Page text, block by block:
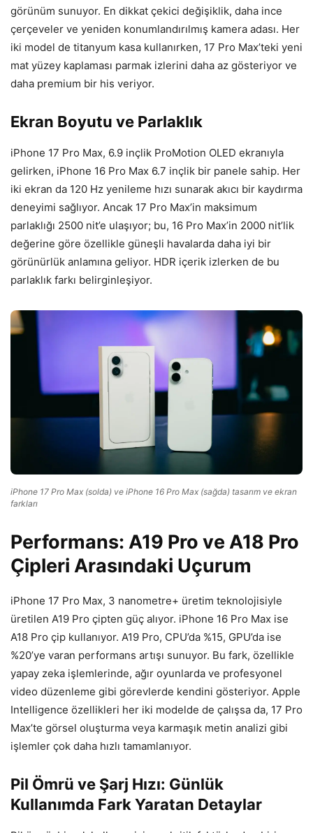
görünüm sunuyor. En dikkat çekici değişiklik, daha ince
çerçeveler ve yeniden konumlandırılmış kamera adası. Her
iki model de titanyum kasa kullanırken, 17 Pro Max’teki yeni
mat yüzey kaplaması parmak izlerini daha az gösteriyor ve
daha premium bir his veriyor.
Ekran Boyutu ve Parlaklık
iPhone 17 Pro Max, 6.9 inçlik ProMotion OLED ekranıyla
gelirken, iPhone 16 Pro Max 6.7 inçlik bir panele sahip. Her
iki ekran da 120 Hz yenileme hızı sunarak akıcı bir kaydırma
deneyimi sağlıyor. Ancak 17 Pro Max’in maksimum
parlaklığı 2500 nit’e ulaşıyor; bu, 16 Pro Max’in 2000 nit’lik
değerine göre özellikle güneşli havalarda daha iyi bir
görünürlük anlamına geliyor. HDR içerik izlerken de bu
parlaklık farkı belirginleşiyor.
iPhone 17 Pro Max (solda) ve iPhone 16 Pro Max (sağda) tasarım ve ekran
farkları
Performans: A19 Pro ve A18 Pro
Çipleri Arasındaki Uçurum
iPhone 17 Pro Max, 3 nanometre+ üretim teknolojisiyle
üretilen A19 Pro çipten güç alıyor. iPhone 16 Pro Max ise
A18 Pro çip kullanıyor. A19 Pro, CPU’da %15, GPU’da ise
%20’ye varan performans artışı sunuyor. Bu fark, özellikle
yapay zeka işlemlerinde, ağır oyunlarda ve profesyonel
video düzenleme gibi görevlerde kendini gösteriyor. Apple
Intelligence özellikleri her iki modelde de çalışsa da, 17 Pro
Max’te görsel oluşturma veya karmaşık metin analizi gibi
işlemler çok daha hızlı tamamlanıyor.
Pil Ömrü ve Şarj Hızı: Günlük
Kullanımda Fark Yaratan Detaylar